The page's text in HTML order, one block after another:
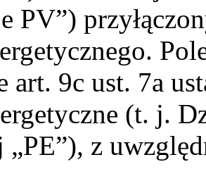
PV”)
art. 9c ust. 7a
(t. j.
„PE”), z